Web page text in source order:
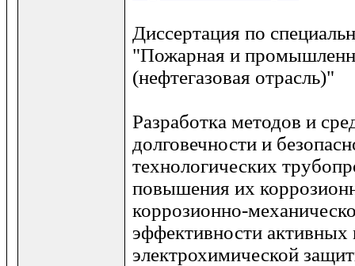
Диссертация по
"Пожарная и
(нефтегазовая отрасль)"
Разработка методов и
долговечности и
технологических
повышения их
коррозионно-
эффективности активных
электрохимической